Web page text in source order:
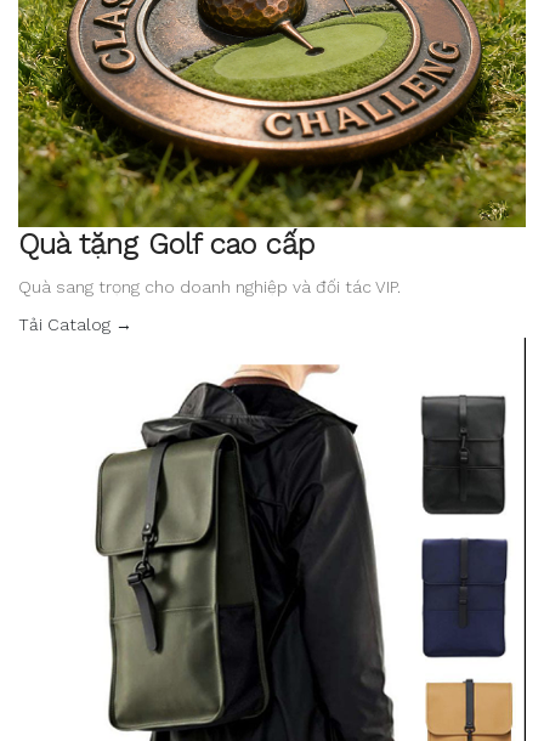
Quà tặng Golf cao cấp
Quà sang trọng cho doanh nghiệp và đối tác VIP.
Tải Catalog →